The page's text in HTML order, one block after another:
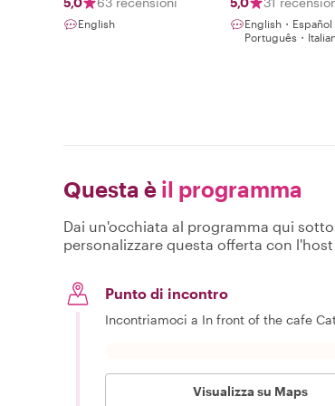
English
English・Español
Português・
Questa è il programma
Dai un'occhiata al programma qui
personalizzare questa offerta con
Punto di incontro
Incontriamoci a In front of the cafe
Visualizza su Maps